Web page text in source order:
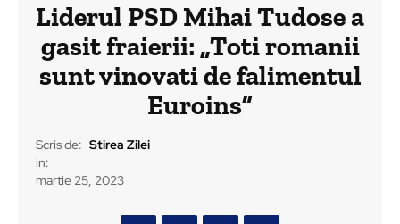
Liderul PSD Mihai Tudose a
gasit fraierii: „Toti romanii
sunt vinovati de falimentul
Euroins”
Scris de: Stirea Zilei
in:
martie 25, 2023